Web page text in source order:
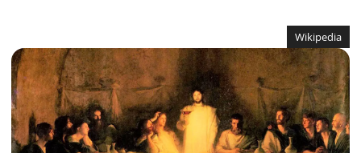
Wikipedia